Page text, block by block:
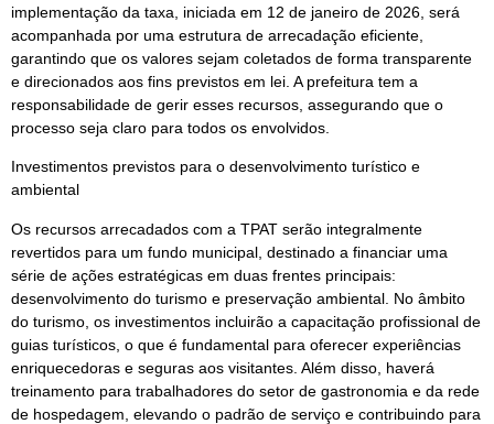
implementação da taxa, iniciada em 12 de janeiro de 2026, será
acompanhada por uma estrutura de arrecadação eficiente,
garantindo que os valores sejam coletados de forma transparente
e direcionados aos fins previstos em lei. A prefeitura tem a
responsabilidade de gerir esses recursos, assegurando que o
processo seja claro para todos os envolvidos.
Investimentos previstos para o desenvolvimento turístico e
ambiental
Os recursos arrecadados com a TPAT serão integralmente
revertidos para um fundo municipal, destinado a financiar uma
série de ações estratégicas em duas frentes principais:
desenvolvimento do turismo e preservação ambiental. No âmbito
do turismo, os investimentos incluirão a capacitação profissional de
guias turísticos, o que é fundamental para oferecer experiências
enriquecedoras e seguras aos visitantes. Além disso, haverá
treinamento para trabalhadores do setor de gastronomia e da rede
de hospedagem, elevando o padrão de serviço e contribuindo para